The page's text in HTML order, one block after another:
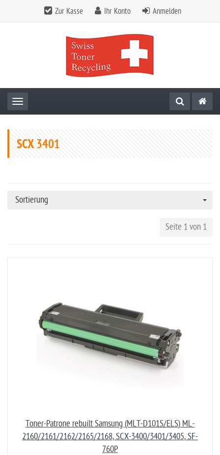
Zur Kasse Ihr Konto Anmelden
Toggle navigation
SCX 3401
Sortierung
Seite 1 von 1
Toner-Patrone rebuilt Samsung (MLT-D101S/ELS) ML-
2160/2161/2162/2165/2168, SCX-3400/3401/3405, SF-
760P